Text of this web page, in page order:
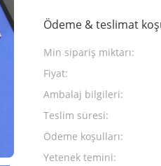
Ödeme & teslimat
Min sipariş miktarı:
Fiyat:
Ambalaj bilgileri:
Teslim süresi:
Ödeme koşulları:
Yetenek temini: